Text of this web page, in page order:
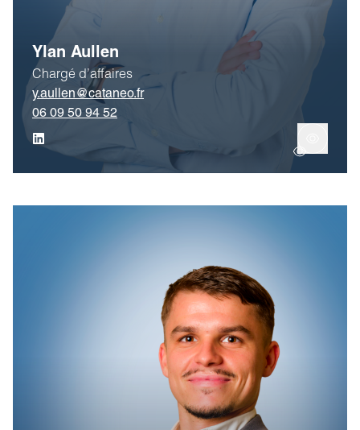
Ylan Aullen
Chargé d’affaires
y.aullen@cataneo.fr
06 09 50 94 52